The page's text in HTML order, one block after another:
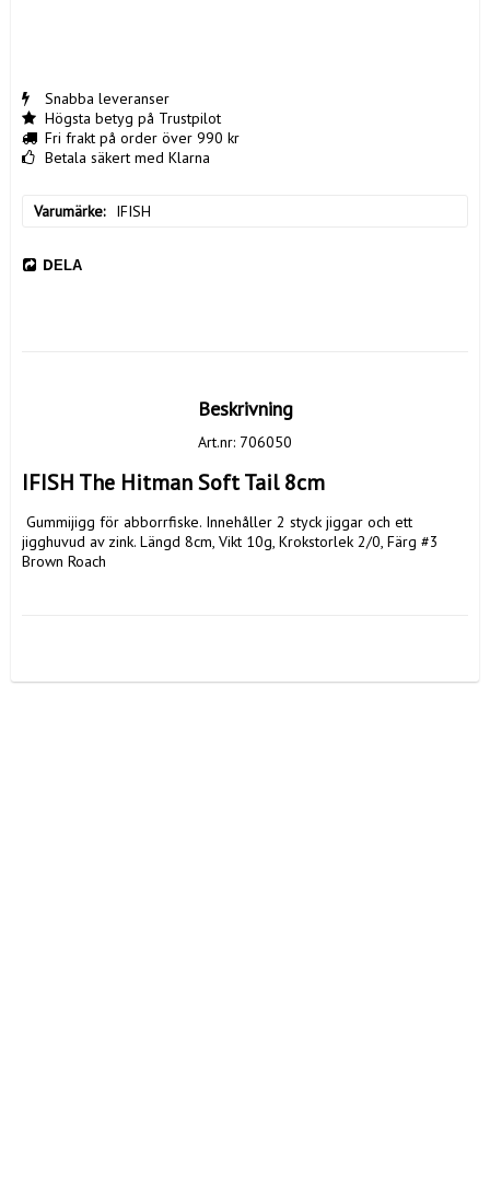
Snabba leveranser
Högsta betyg på Trustpilot
Fri frakt på order över 990 kr
Betala säkert med Klarna
Varumärke IFISH
DELA
Beskrivning
Art.nr: 706050
IFISH The Hitman Soft Tail 8cm
jigghuvud av zink. Längd 8cm, Vikt 10g, Krokstorlek 2/0, Färg #3
Brown Roach